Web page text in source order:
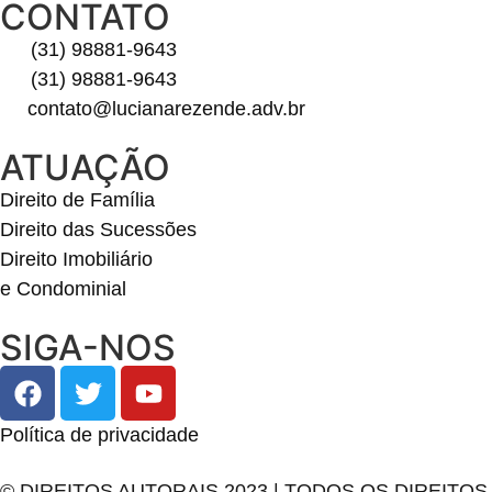
CONTATO
(31) 98881-9643
(31) 98881-9643
contato@lucianarezende.adv.br
ATUAÇÃO
Direito de Família
Direito das Sucessões
Direito Imobiliário
e Condominial
SIGA-NOS
Política de privacidade